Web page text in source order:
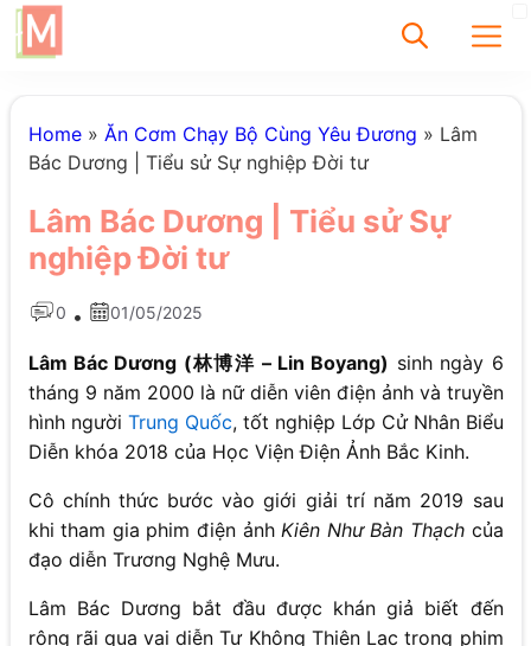
Home» Ăn Cơm Chạy Bộ Cùng Yêu Đương » Lâm
Bác Dương | Tiểu sử Sự nghiệp Đời tư
Lâm Bác Dương | Tiểu sử Sự
nghiệp Đời tư
0 • 01/05/2025
Lâm Bác Dương (林博洋 – Lin Boyang) sinh ngày 6
tháng 9 năm 2000 là nữ diễn viên điện ảnh và truyền
hình người Trung Quốc, tốt nghiệp Lớp Cử Nhân Biểu
Diễn khóa 2018 của Học Viện Điện Ảnh Bắc Kinh.
Cô chính thức bước vào giới giải trí năm 2019 sau
khi tham gia phim điện ảnhKiên Như Bàn Thạchcủa
đạo diễn Trương Nghệ Mưu.
Lâm Bác Dương bắt đầu được khán giả biết đến
rộng rãi qua vai diễn Tư Không Thiên Lạc trong phim